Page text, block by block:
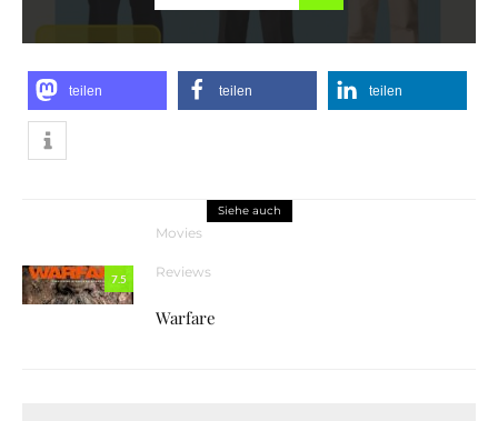
teilen teilen teilen
Siehe auch
7.5
Movies
Reviews
Warfare